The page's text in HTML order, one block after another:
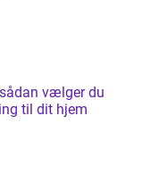
til dit hjem